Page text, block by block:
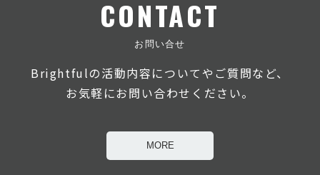
CONTACT
お問い合せ
Brightfulの活動内容についてやご質問など、
お気軽にお問い合わせください。
MORE